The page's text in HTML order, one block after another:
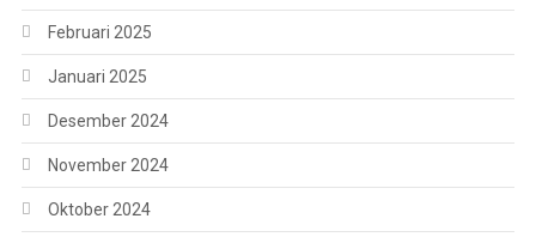
Februari 2025
Januari 2025
Desember 2024
November 2024
Oktober 2024